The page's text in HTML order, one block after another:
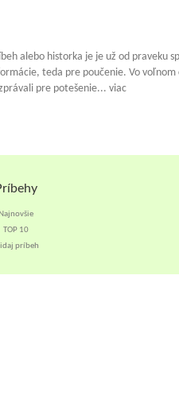
alebo historka je je už od praveku
teda pre poučenie. Vo voľnom
pre potešenie... viac
Najnovšie
TOP 10
príbeh